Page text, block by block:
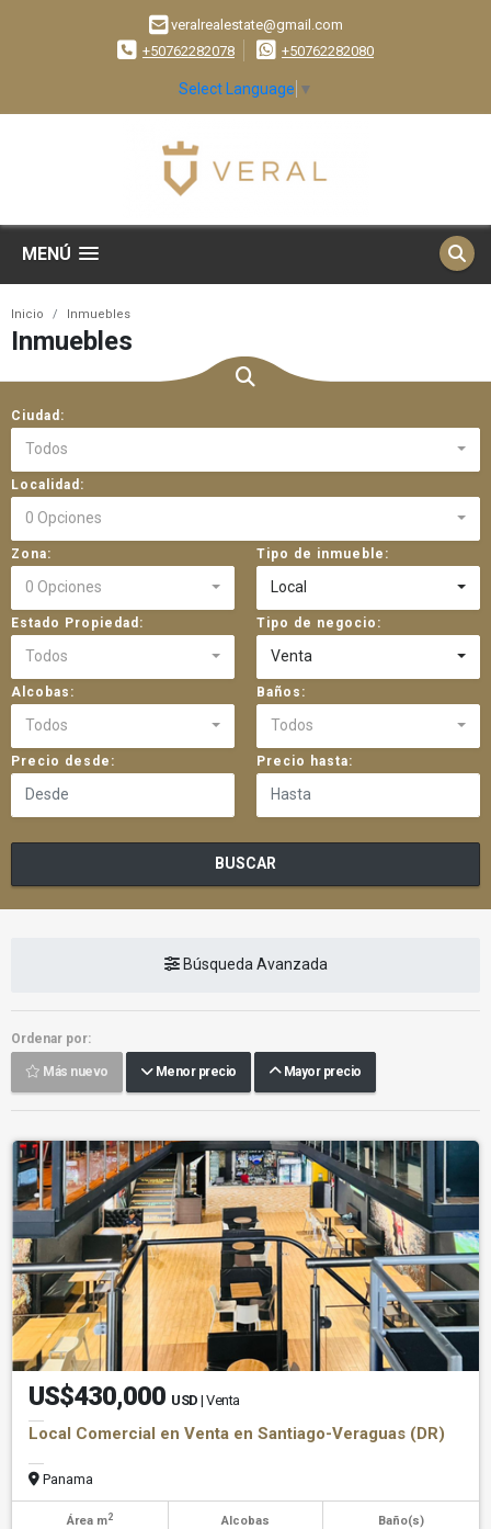
veralrealestate@gmail.com
+50762282078
+50762282080
Select Language ▼
MENÚ
Inicio Inmuebles
Inmuebles
Ciudad:
Todos
Localidad:
0 Opciones
Zona:
0 Opciones
Tipo de inmueble:
Local
Estado Propiedad:
Todos
Tipo de negocio:
Venta
Alcobas:
Todos
Baños:
Todos
Precio desde: Precio hasta:
BUSCAR
Búsqueda Avanzada
Ordenar por:
Más nuevo Menor precio Mayor precio
US$430,000 USD | Venta
Local Comercial en Venta en Santiago-Veraguas (DR)
Panama
Área m2 Alcobas Baño(s)